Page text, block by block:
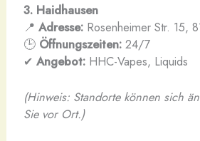
3. Haidhausen
📍 Adresse:Rosenheimer Str. 15,
🕒 Öffnungszeiten:24/7
✔ Angebot:HHC-Vapes, Liquids
(Hinweis: Standorte können sich
Sie vor Ort.)